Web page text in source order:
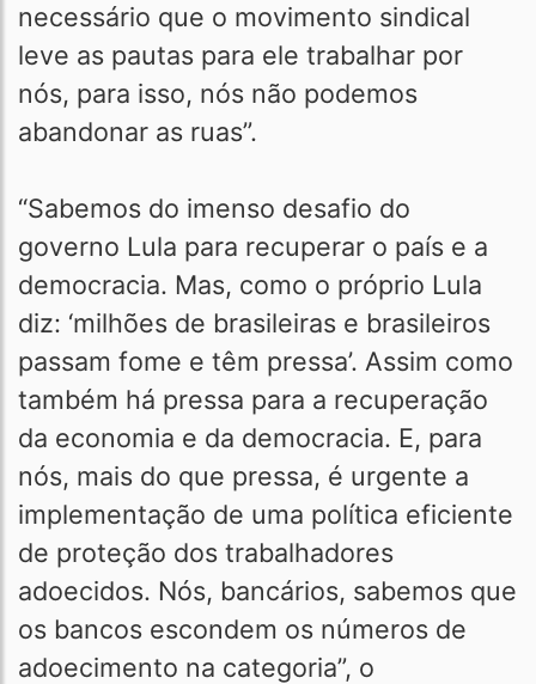
necessário que o movimento sindical
leve as pautas para ele trabalhar por
nós, para isso, nós não podemos
abandonar as ruas”.
“Sabemos do imenso desafio do
governo Lula para recuperar o país e a
democracia. Mas, como o próprio Lula
diz: ‘milhões de brasileiras e brasileiros
passam fome e têm pressa’. Assim como
também há pressa para a recuperação
da economia e da democracia. E, para
nós, mais do que pressa, é urgente a
implementação de uma política eficiente
de proteção dos trabalhadores
adoecidos. Nós, bancários, sabemos que
os bancos escondem os números de
adoecimento na categoria”, o